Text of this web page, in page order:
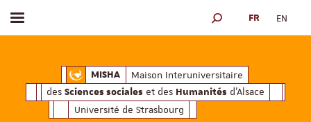
MISHAMaison Interuniversitaire des
Maison Interuniversitaire
des Sciences sociales et des Humanités d'Alsace
Université de Strasbourg
Afficher / masquer le menu MOTEUR DE
FR EN